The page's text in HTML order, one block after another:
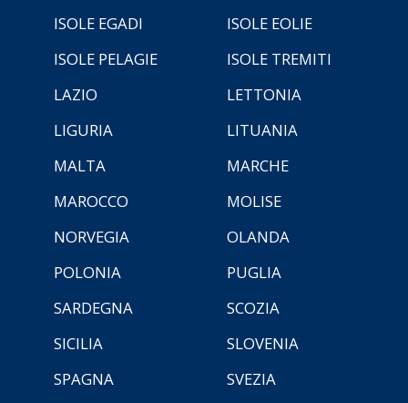
ISOLE EGADI
ISOLE EOLIE
ISOLE PELAGIE
ISOLE TREMITI
LAZIO
LETTONIA
LIGURIA
LITUANIA
MALTA
MARCHE
MAROCCO
MOLISE
NORVEGIA
OLANDA
POLONIA
PUGLIA
SARDEGNA
SCOZIA
SICILIA
SLOVENIA
SPAGNA
SVEZIA